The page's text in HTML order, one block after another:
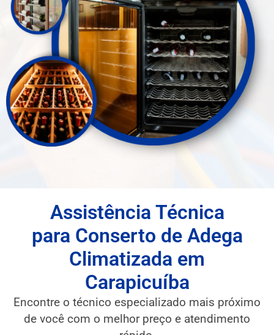
Assistência Técnica
para Conserto de Adega
Climatizada em
Carapicuíba
Encontre o técnico especializado mais próximo
de você com o melhor preço e atendimento